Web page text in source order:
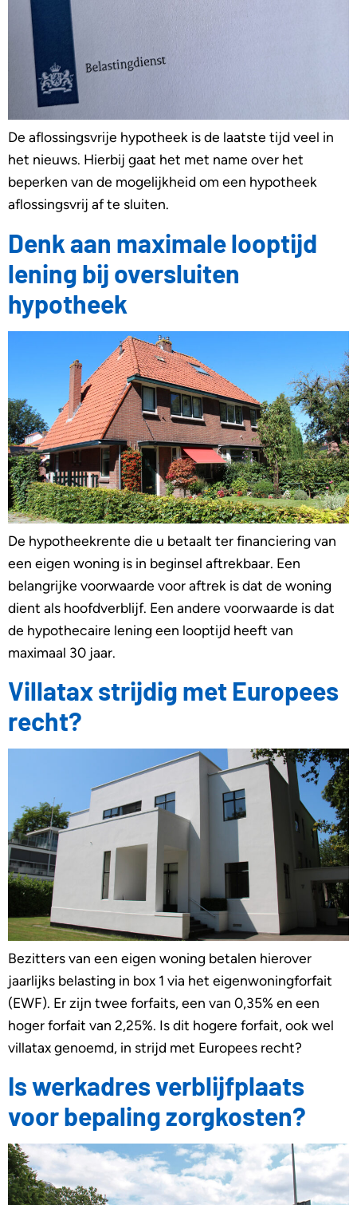
De aflossingsvrije hypotheek is de laatste tijd veel in
het nieuws. Hierbij gaat het met name over het
beperken van de mogelijkheid om een hypotheek
aflossingsvrij af te sluiten.
Denk aan maximale looptijd
lening bij oversluiten
hypotheek
De hypotheekrente die u betaalt ter financiering van
een eigen woning is in beginsel aftrekbaar. Een
belangrijke voorwaarde voor aftrek is dat de woning
dient als hoofdverblijf. Een andere voorwaarde is dat
de hypothecaire lening een looptijd heeft van
maximaal 30 jaar.
Villatax strijdig met Europees
recht?
Bezitters van een eigen woning betalen hierover
jaarlijks belasting in box 1 via het eigenwoningforfait
(EWF). Er zijn twee forfaits, een van 0,35% en een
hoger forfait van 2,25%. Is dit hogere forfait, ook wel
villatax genoemd, in strijd met Europees recht?
Is werkadres verblijfplaats
voor bepaling zorgkosten?